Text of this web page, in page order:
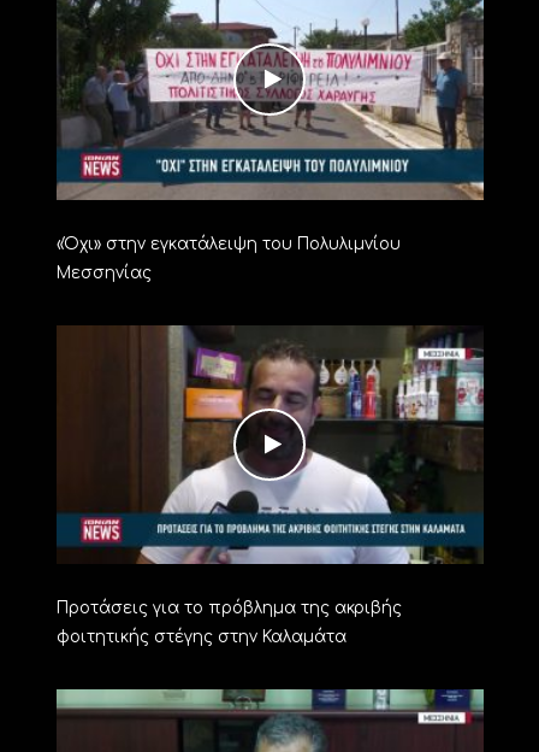
«Όχι» στην εγκατάλειψη του Πολυλιμνίου
Μεσσηνίας
Προτάσεις για το πρόβλημα της ακριβής
φοιτητικής στέγης στην Καλαμάτα